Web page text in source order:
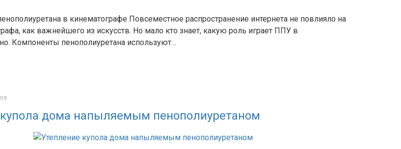
в кинематографе Повсеместное распространение интернета не повлияло на
как важнейшего из искусств. Но мало кто знает, какую роль играет ППУ в
Компоненты пенополиуретана используют…
дома напыляемым пенополиуретаном